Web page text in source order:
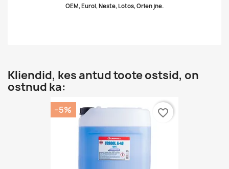
OEM, Eurol, Neste, Lotos, Orlen jne.
Kliendid, kes antud toote ostsid, on
ostnud ka:
−5% favorite_border